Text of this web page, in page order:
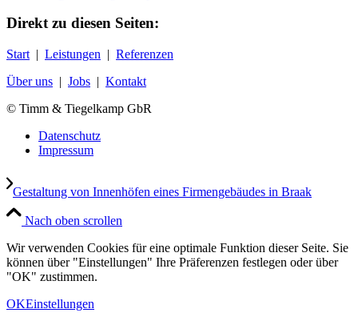
Direkt zu diesen Seiten:
Start | Leistungen | Referenzen
Über uns | Jobs | Kontakt
© Timm & Tiegelkamp GbR
Datenschutz
Impressum
Gestaltung von Innenhöfen eines Firmengebäudes in Braak
Nach oben scrollen
Wir verwenden Cookies für eine optimale Funktion dieser Seite. Sie
können über "Einstellungen" Ihre Präferenzen festlegen oder über
"OK" zustimmen.
OKEinstellungen